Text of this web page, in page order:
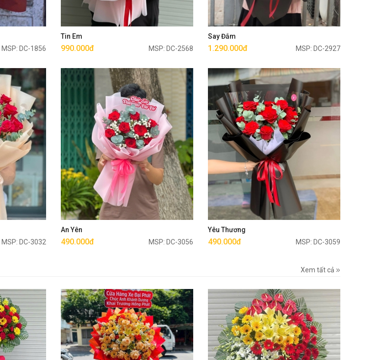
MSP: DC-1856
Tin Em
990.000đ MSP: DC-2568
Mua ngay
Say Đắm
1.290.000đ MSP: DC-2927
Mua ngay
MSP: DC-3032
An Yên
490.000đ MSP: DC-3056
Mua ngay
Yêu Thương
490.000đ MSP: DC-3059
Mua ngay
Xem tất cả